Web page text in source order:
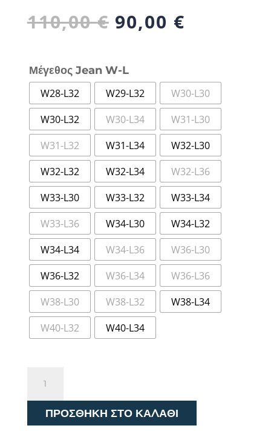
110,00€ Original
price
110,00 €.
90,00 €
είναι:
90,00 €.
Μέγεθος Jean W-L
W28-L32
W29-L32
W30-L30
W30-L32
W30-L34
W31-L30
W31-L32
W31-L34
W32-L30
W32-L32
W32-L34
W32-L36
W33-L30
W33-L32
W33-L34
W33-L36
W34-L30
W34-L32
W34-L34
W34-L36
W36-L30
W36-L32
W36-L34
W36-L36
W38-L30
W38-L32
W38-L34
W40-L32
W40-L34
501®
00501-
0101
Μπλε
ΠΡΟΣΘΉΚΗ ΣΤΟ ΚΑΛΆΘΙ